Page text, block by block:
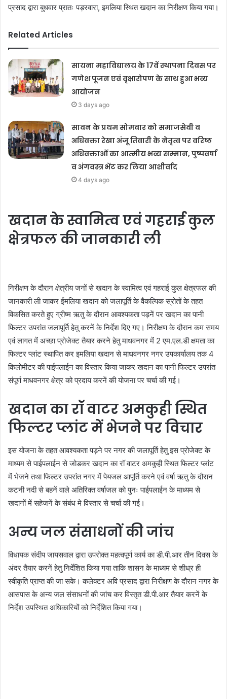
प्रसाद द्वारा बुधवार प्रातः पड़रवारा, इमलिया स्थित खदान का निरीक्षण किया गया।
Related Articles
सायना महाविद्यालय के 17वें स्थापना दिवस पर
गणेश पूजन एवं वृक्षारोपण के साथ हुआ भव्य
आयोजन
3 days ago
सावन के प्रथम सोमवार को समाजसेवी व
अधिवक्ता रेखा अंजू तिवारी के नेतृत्व पर वरिष्ठ
अधिवक्ताओं का आत्मीय भव्य सम्मान, पुष्पवर्षा
व अंगवस्त्र भेंट कर लिया आशीर्वाद
4 days ago
खदान के स्वामित्व एवं गहराई कुल
क्षेत्रफल की जानकारी ली
निरीक्षण के दौरान क्षेत्रीय जनों से खदान के स्वामित्व एवं गहराई कुल क्षेत्रफल की
जानकारी ली जाकर ईमलिया खदान को जलापूर्ति के वैकल्पिक स्रोतों के तहत
विकसित करते हुए ग्रीष्म ऋतु के दौरान आवश्यकता पड़नें पर खदान का पानी
फिल्टर उपरांत जलापूर्ति हेतु करनें के निर्देश दिए गए। निरीक्षण के दौरान कम समय
एवं लागत में अच्छा प्रोजेक्ट तैयार करने हेतु माधवनगर में 2 एम.एल.डी क्षमता का
फिल्टर प्लांट स्थापित कर इमलिया खदान से माधवनगर नगर उपकार्यालय तक 4
किलोमीटर की पाईपलाईन का विस्तार किया जाकर खदान का पानी फिल्टर उपरांत
संपूर्ण माधवनगर क्षेत्र को प्रदाय करनें की योजना पर चर्चा की गई।
खदान का रॉ वाटर अमकुही स्थित
फिल्टर प्लांट में भेजने पर विचार
इस योजना के तहत आवश्यकता पड़ने पर नगर की जलापूर्ति हेतु इस प्रोजेक्ट के
माध्यम से पाईपलाईन से जोडकर खदान का रॉ वाटर अमकुही स्थित फिल्टर प्लांट
में भेजने तथा फिल्टर उपरांत नगर में पेयजल आपूर्ति करने एवं वर्षा ऋतु के दौरान
कटनी नदी से बहनें वाले अतिरिक्त वर्षाजल को पुनः पाईपलाईन के माध्यम से
खदानों में सहेजनें के संबंध मे विस्तार से चर्चा की गई।
अन्य जल संसाधनों की जांच
विधायक संदीप जायसवाल द्वारा उपरोक्त महत्वपूर्ण कार्य का डी.पी.आर तीन दिवस के
अंदर तैयार करनें हेतु निर्देशित किया गया ताकि शासन के माध्यम से शीध्र ही
स्वीकृति प्राप्त की जा सके। कलेक्टर अवि प्रसाद द्वारा निरीक्षण के दौरान नगर के
आसपास के अन्य जल संसाधनों की जांच कर विस्तृत डी.पी.आर तैयार करनें के
निर्देश उपस्थित अधिकारियों को निर्देशित किया गया।